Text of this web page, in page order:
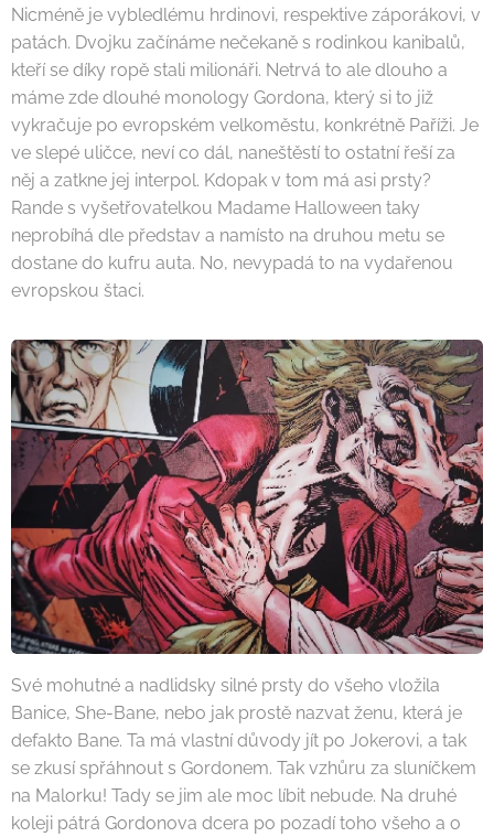
Nicméně je vybledlému hrdinovi, respektive záporákovi, v
patách. Dvojku začínáme nečekaně s rodinkou kanibalů,
kteří se díky ropě stali milionáři. Netrvá to ale dlouho a
máme zde dlouhé monology Gordona, který si to již
vykračuje po evropském velkoměstu, konkrétně Paříži. Je
ve slepé uličce, neví co dál, naneštěstí to ostatní řeší za
něj a zatkne jej interpol. Kdopak v tom má asi prsty?
Rande s vyšetřovatelkou Madame Halloween taky
neprobíhá dle představ a namísto na druhou metu se
dostane do kufru auta. No, nevypadá to na vydařenou
evropskou štaci.
Své mohutné a nadlidsky silné prsty do všeho vložila
Banice, She-Bane, nebo jak prostě nazvat ženu, která je
defakto Bane. Ta má vlastní důvody jít po Jokerovi, a tak
se zkusí spřáhnout s Gordonem. Tak vzhůru za sluníčkem
na Malorku! Tady se jim ale moc líbit nebude. Na druhé
koleji pátrá Gordonova dcera po pozadí toho všeho a o